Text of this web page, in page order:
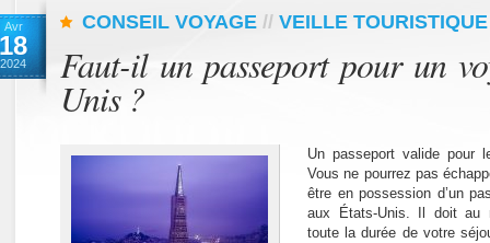
Avr
18
2024
CONSEIL VOYAGE // VEILLE TOURISTIQUE
Faut-il un passeport pour un
Unis ?
Un passeport valide pour
Vous ne pourrez pas
être en possession d’un
aux États-Unis. Il doit au
toute la durée de votre